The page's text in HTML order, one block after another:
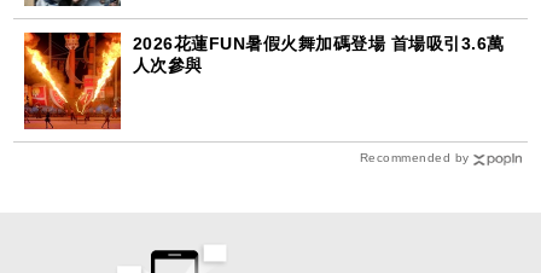
2026花蓮FUN暑假火舞加碼登場 首場吸引3.6萬
人次參與
Recommended by